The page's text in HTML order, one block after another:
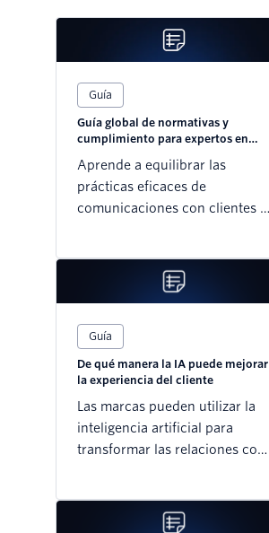
Guía
Guía global de normativas y
cumplimiento para expertos en
Aprende a equilibrar las
prácticas eficaces de
comunicaciones con clientes y
todo el mundo
Guía
De qué manera la IA puede mejorar
la experiencia del cliente
Las marcas pueden utilizar la
inteligencia artificial para
transformar las relaciones con